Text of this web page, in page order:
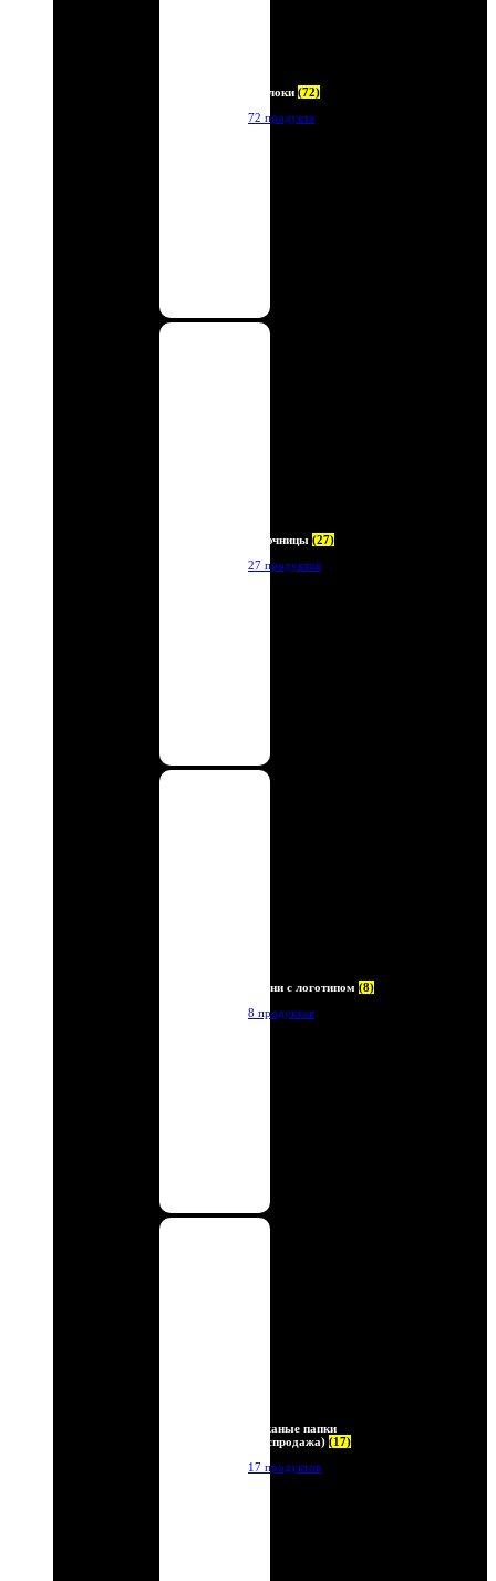
Брелоки (72)
72 продукта
Ключницы (27)
27 продуктов
Ремни с логотипом (8)
8 продуктов
Кожаные папки
(Распродажа) (17)
17 продуктов